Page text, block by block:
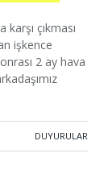
karşı çıkması
işkence
2 ay hava
DUYURULAR